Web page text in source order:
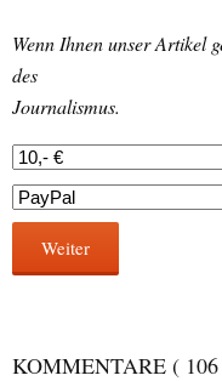
Wenn Ihnen unser Artikel
des
Journalismus.
Weiter
KOMMENTARE (